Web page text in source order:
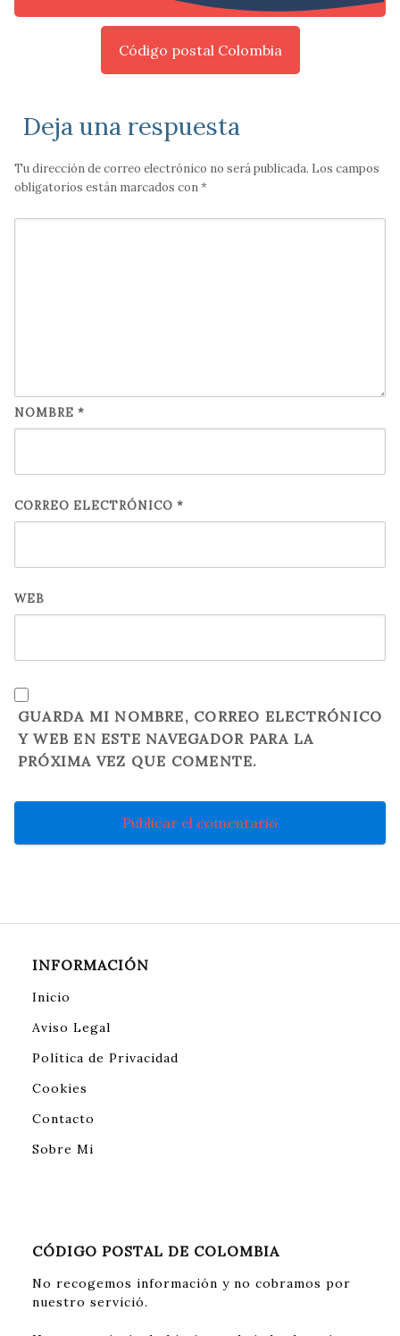
Código postal Colombia
Deja una respuesta
Tu dirección de correo electrónico no será publicada. Los campos
obligatorios están marcados con*
NOMBRE *
CORREO ELECTRÓNICO *
WEB
GUARDA MI NOMBRE, CORREO ELECTRÓNICO
Y WEB EN ESTE NAVEGADOR PARA LA
PRÓXIMA VEZ QUE COMENTE.
INFORMACIÓN
Inicio
Aviso Legal
Política de Privacidad
Cookies
Contacto
Sobre Mi
CÓDIGO POSTAL DE COLOMBIA
No recogemos información y no cobramos por
nuestro servició.